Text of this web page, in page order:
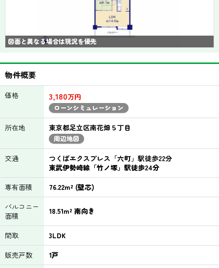
図面と異なる場合は現況を優先
物件概要
価格 3,180万円
ローンシミュレーション
所在地 東京都足立区南花畑５丁目
周辺地図
交通
つくばエクスプレス「六町」駅徒歩22分
東武伊勢崎線「竹ノ塚」駅徒歩24分
専有面積
76.22m² (壁芯)
バルコニー
面積
18.51m² 南向き
間取
3LDK
販売戸数
1戸